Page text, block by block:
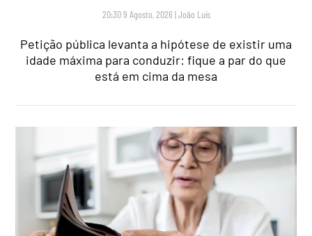
20:30 9 Agosto, 2026 |João Luís
Petição pública levanta a hipótese de existir uma
idade máxima para conduzir: fique a par do que
está em cima da mesa